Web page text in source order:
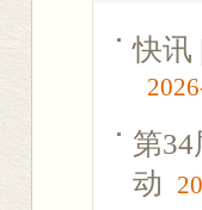
快讯
第
动